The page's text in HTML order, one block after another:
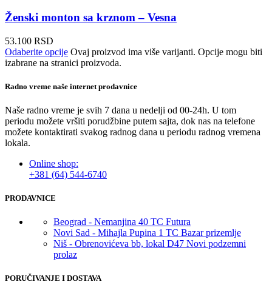
Ženski monton sa krznom – Vesna
53.100 RSD
Odaberite opcije Ovaj proizvod ima više varijanti. Opcije mogu biti
izabrane na stranici proizvoda.
Radno vreme naše internet prodavnice
Naše radno vreme je svih 7 dana u nedelji od 00-24h. U tom
periodu možete vršiti porudžbine putem sajta, dok nas na telefone
možete kontaktirati svakog radnog dana u periodu radnog vremena
lokala.
Online shop:
+381 (64) 544-6740
PRODAVNICE
Beograd - Nemanjina 40 TC Futura
Novi Sad - Mihajla Pupina 1 TC Bazar prizemlje
Niš - Obrenovićeva bb, lokal D47 Novi podzemni
prolaz
PORUČIVANJE I DOSTAVA